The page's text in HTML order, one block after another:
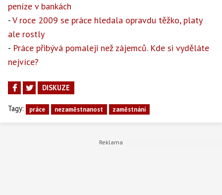
peníze v bankách
-V roce 2009 se práce hledala opravdu těžko, platy
ale rostly
- Práce přibývá pomaleji než zájemců. Kde si vyděláte
nejvíce?
DISKUZE
Tagy: práce nezaměstnanost zaměstnání